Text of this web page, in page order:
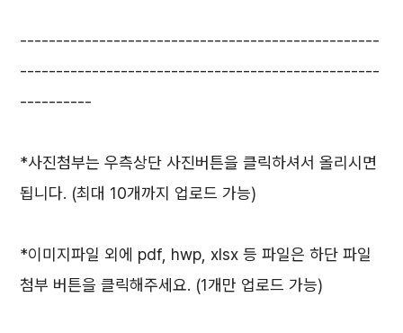
--------------------------------------------------
--------------------------------------------------
----------
*사진첨부는 우측상단 사진버튼을 클릭하셔서 올리시면
됩니다. (최대 10개까지 업로드 가능)
*이미지파일 외에 pdf, hwp, xlsx 등 파일은 하단 파일
첨부 버튼을 클릭해주세요. (1개만 업로드 가능)